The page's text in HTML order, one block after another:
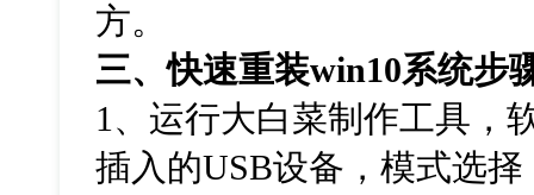
方。
三、快速重装win10系统步
1 、运行大白菜制作工具，
插入的USB设备，模式选择